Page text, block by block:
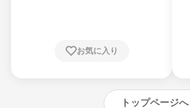
崎県、熊本県、大分県、宮崎県、鹿児島県、
お気に入り
トップページへ